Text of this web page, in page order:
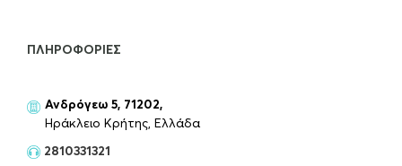
ΠΛΗΡΟΦΟΡΊΕΣ
Ανδρόγεω 5, 71202,
Ηράκλειο Κρήτης, Ελλάδα
2810331321